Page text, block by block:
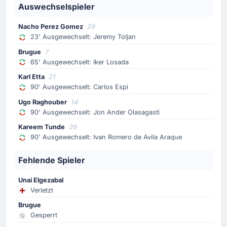
seinen letzten Wechsel: Abdon kommt für Manu
78'
Gelbe Karte
(Levante UD) den gelben Karton.
Spielerwechsel
- Calatayud
durch Miguel Calatayud ersetzt.
Spielerwechsel
Takuma Asano
Auswechselspieler
Nacho Perez Gomez 29
23' Ausgewechselt: Jeremy Toljan
Brugue 7
65' Ausgewechselt: Iker Losada
Karl Etta 21
90' Ausgewechselt: Carlos Espi
Ugo Raghouber 14
90' Ausgewechselt: Jon Ander Olasagasti
Kareem Tunde 26
90' Ausgewechselt: Ivan Romero de Avila Araque
Fehlende Spieler
Unai Elgezabal
Verletzt
Brugue
Gesperrt